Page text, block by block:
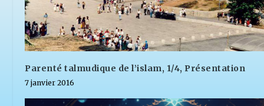
Parenté talmudique de l’islam, 1/4, Présentation
7 janvier 2016